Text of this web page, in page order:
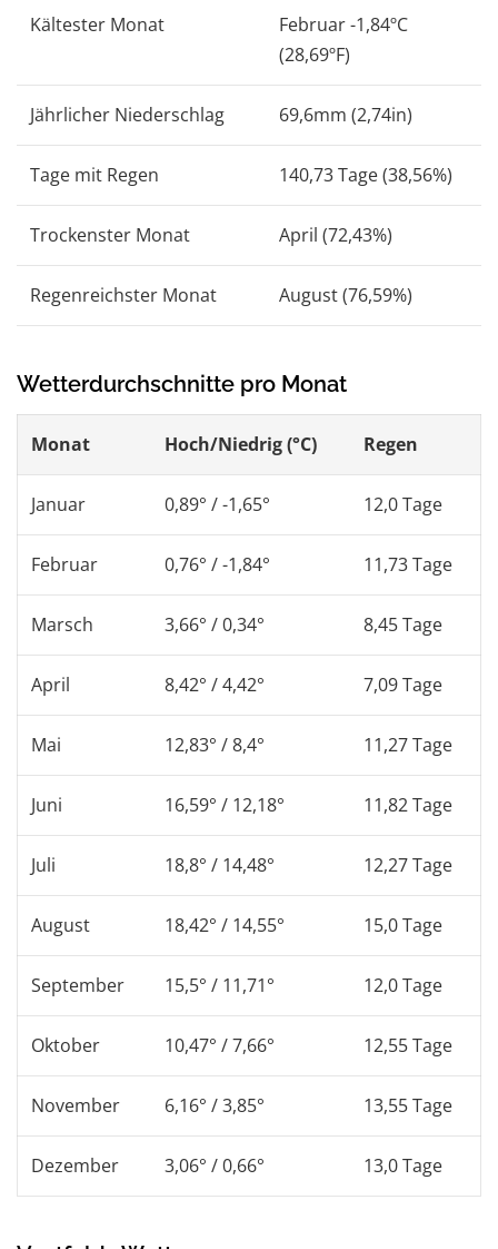
Kältester Monat
Februar -1,84ºC
(28,69ºF)
Jährlicher Niederschlag 69,6mm (2,74in)
Tage mit Regen 140,73 Tage (38,56%)
Trockenster Monat April (72,43%)
Regenreichster Monat August (76,59%)
Wetterdurchschnitte pro Monat
Monat Hoch/Niedrig (°C) Regen
Januar 0,89° / -1,65° 12,0 Tage
Februar 0,76° / -1,84° 11,73 Tage
Marsch 3,66° / 0,34° 8,45 Tage
April 8,42° / 4,42° 7,09 Tage
Mai 12,83° / 8,4° 11,27 Tage
Juni 16,59° / 12,18° 11,82 Tage
Juli 18,8° / 14,48° 12,27 Tage
August 18,42° / 14,55° 15,0 Tage
September 15,5° / 11,71° 12,0 Tage
Oktober 10,47° / 7,66° 12,55 Tage
November 6,16° / 3,85° 13,55 Tage
Dezember 3,06° / 0,66° 13,0 Tage